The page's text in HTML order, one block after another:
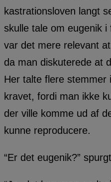
kastrationsloven langt
skulle tale om eugenik
var det mere relevant
da man diskuterede at
Her talte flere stemmer
kravet, fordi man ikke
der ville komme ud af
kunne reproducere.
“Er det eugenik?”